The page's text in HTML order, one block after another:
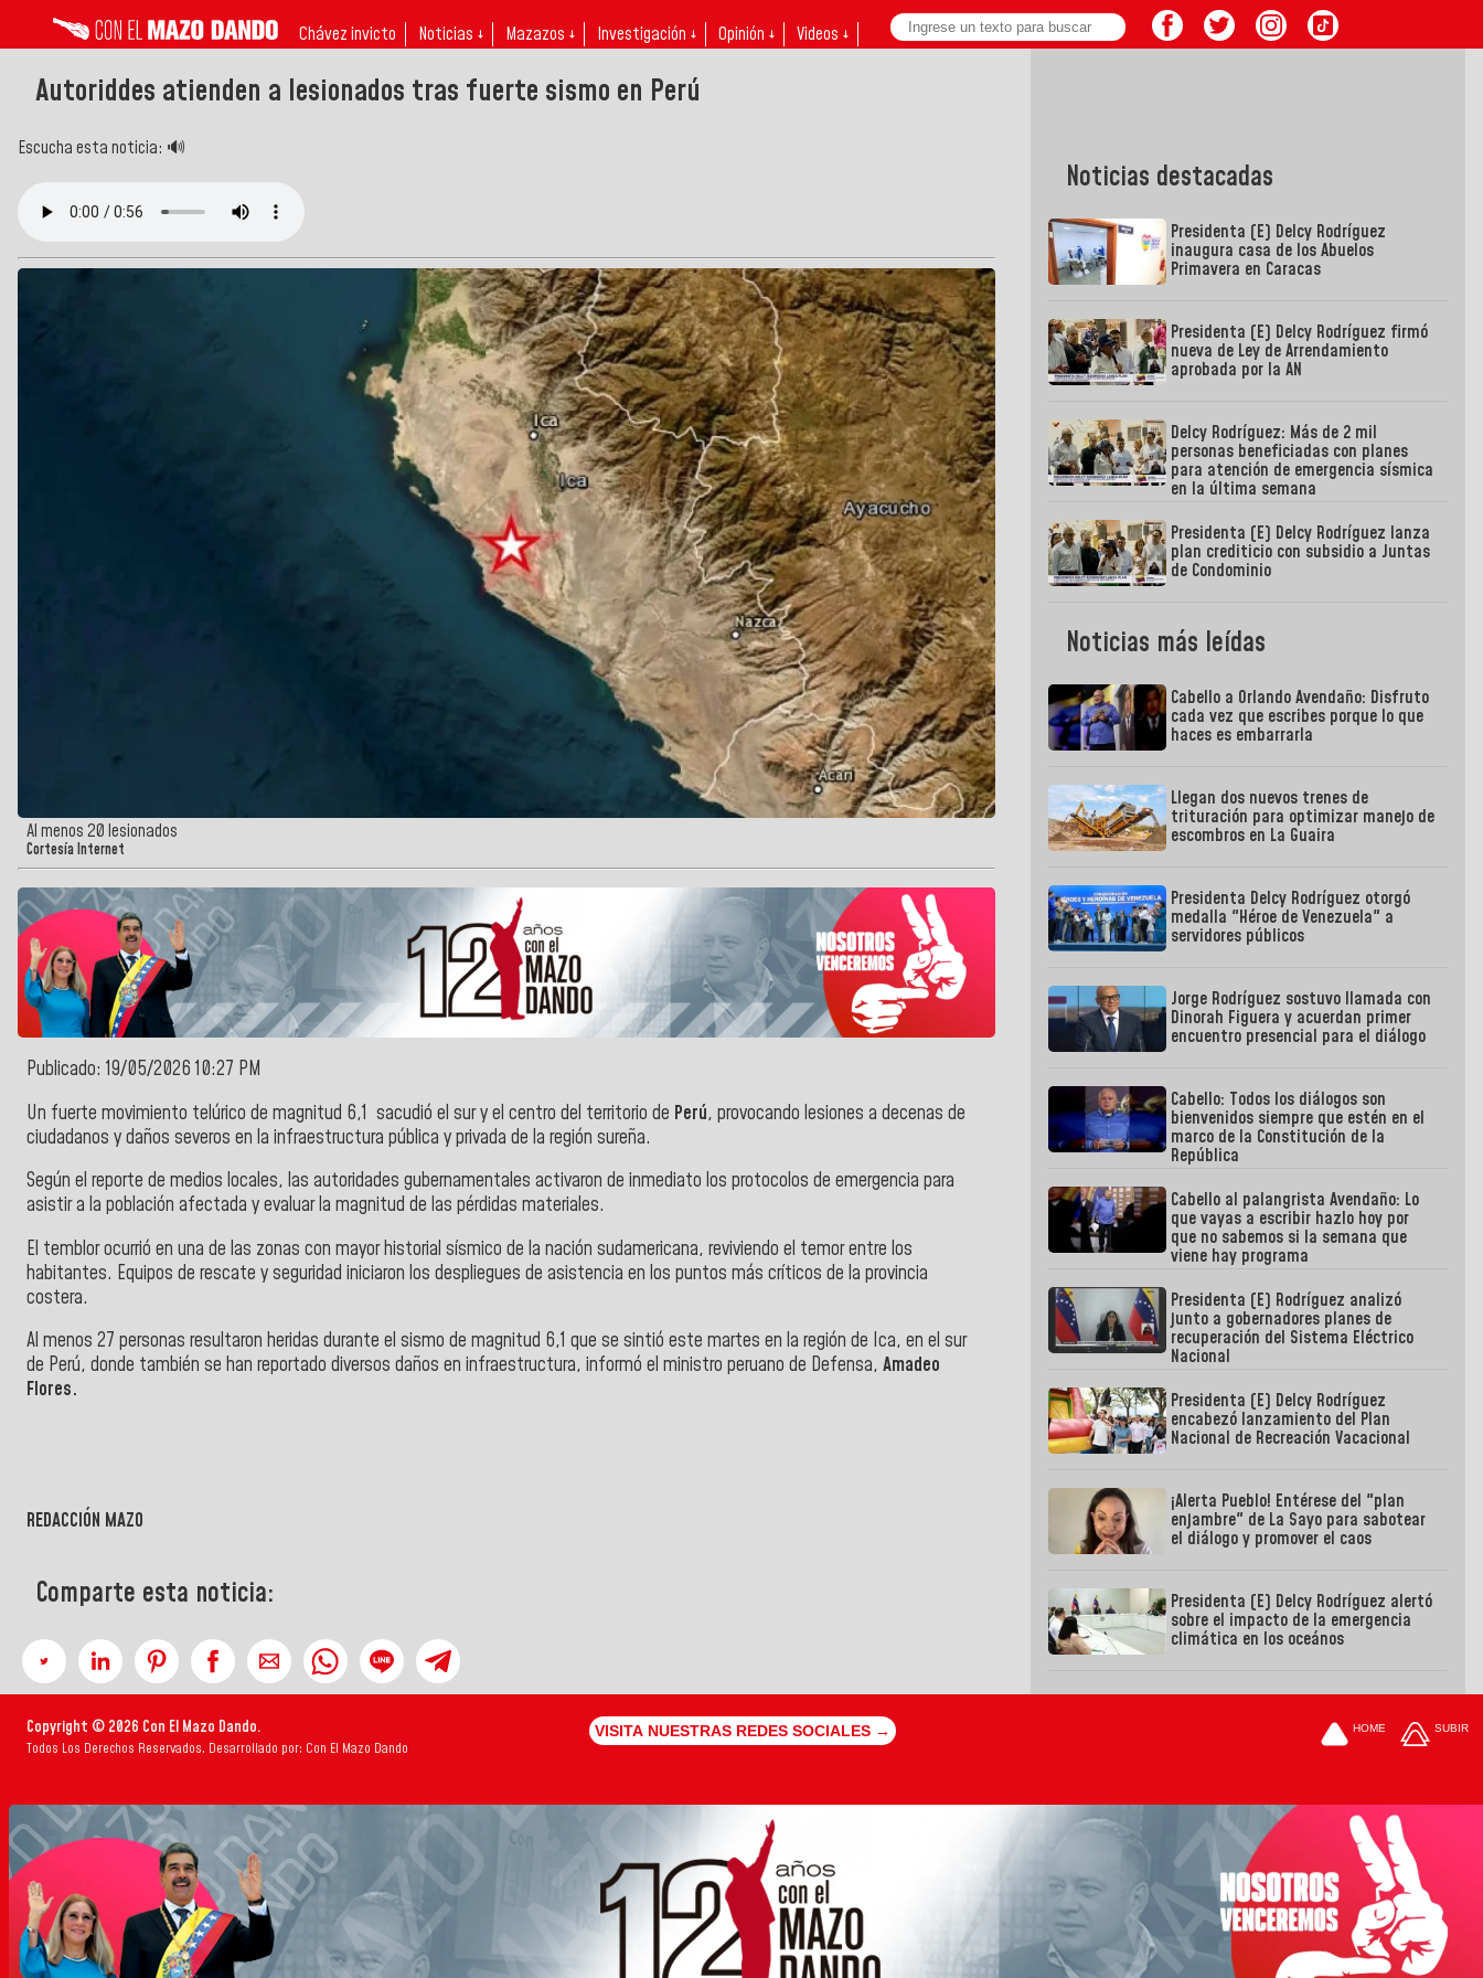
Chávez invicto Noticias ↓ Mazazos ↓ Investigación ↓ Opinión ↓ Videos ↓
Autoriddes atienden a lesionados tras fuerte sismo en Perú
Escucha esta noticia: 🔊
Al menos 20 lesionados
Cortesía Internet
Publicado: 19/05/2026 10:27 PM
Un fuerte movimiento telúrico de magnitud 6,1 sacudió el sur y el centro del territorio de Perú, provocando lesiones a decenas de
ciudadanos y daños severos en la infraestructura pública y privada de la región sureña.
Según el reporte de medios locales, las autoridades gubernamentales activaron de inmediato los protocolos de emergencia para
asistir a la población afectada y evaluar la magnitud de las pérdidas materiales.
El temblor ocurrió en una de las zonas con mayor historial sísmico de la nación sudamericana, reviviendo el temor entre los
habitantes. Equipos de rescate y seguridad iniciaron los despliegues de asistencia en los puntos más críticos de la provincia
costera.
Al menos 27 personas resultaron heridas durante el sismo de magnitud 6,1 que se sintió este martes en la región de Ica, en el sur
de Perú, donde también se han reportado diversos daños en infraestructura, informó el ministro peruano de Defensa, Amadeo
Flores.
REDACCIÓN MAZO
Comparte esta noticia:
Noticias destacadas
Presidenta (E) Delcy Rodríguez
inaugura casa de los Abuelos
Primavera en Caracas
Presidenta (E) Delcy Rodríguez firmó
nueva de Ley de Arrendamiento
aprobada por la AN
Delcy Rodríguez: Más de 2 mil
personas beneficiadas con planes
para atención de emergencia sísmica
en la última semana
Presidenta (E) Delcy Rodríguez lanza
plan crediticio con subsidio a Juntas
de Condominio
Noticias más leídas
Cabello a Orlando Avendaño: Disfruto
cada vez que escribes porque lo que
haces es embarrarla
Llegan dos nuevos trenes de
trituración para optimizar manejo de
escombros en La Guaira
Presidenta Delcy Rodríguez otorgó
medalla "Héroe de Venezuela" a
servidores públicos
Jorge Rodríguez sostuvo llamada con
Dinorah Figuera y acuerdan primer
encuentro presencial para el diálogo
Cabello: Todos los diálogos son
bienvenidos siempre que estén en el
marco de la Constitución de la
República
Cabello al palangrista Avendaño: Lo
que vayas a escribir hazlo hoy por
que no sabemos si la semana que
viene hay programa
Presidenta (E) Rodríguez analizó
junto a gobernadores planes de
recuperación del Sistema Eléctrico
Nacional
Presidenta (E) Delcy Rodríguez
encabezó lanzamiento del Plan
Nacional de Recreación Vacacional
¡Alerta Pueblo! Entérese del "plan
enjambre" de La Sayo para sabotear
el diálogo y promover el caos
Presidenta (E) Delcy Rodríguez alertó
sobre el impacto de la emergencia
climática en los oceános
Copyright © 2026 Con El Mazo Dando.
Todos Los Derechos Reservados. Desarrollado por: Con El Mazo Dando
VISITA NUESTRAS REDES SOCIALES → HOME SUBIR